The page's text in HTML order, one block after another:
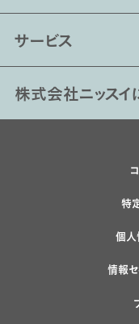
サービス
株式会社ニッスイ
特
個人
情報